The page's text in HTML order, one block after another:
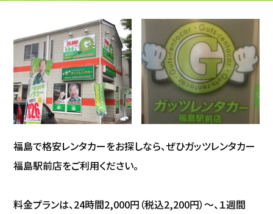
福島で格安レンタカーをお探しなら、ぜひガッツレンタカー
福島駅前店をご利用ください。
料金プランは、24時間2,000円（税込2,200円）～、１週間